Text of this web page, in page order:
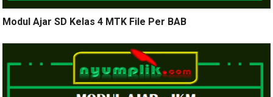
Modul Ajar SD Kelas 4 MTK File Per BAB